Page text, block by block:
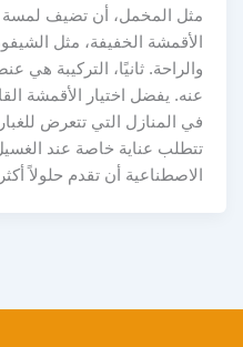
مثل المخمل، أن تضيف لمسة من
الأقمشة الخفيفة، مثل الشيفون
والراحة. ثانيًا، التركيبة هي
عنه. يفضل اختيار الأقمشة
في المنازل التي تتعرض للغبار
تتطلب عناية خاصة عند الغسيل،
الاصطناعية أن تقدم حلولاً أكثر